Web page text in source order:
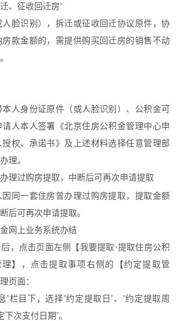
、征收回迁房”
脸识别），拆迁或征收回迁协议原件，协
款金额的，需提供购买回迁房的销售不动
人身份证原件（或人脸识别）、公积金可
人本人签署《北京住房公积金管理中心申
权、承诺书》及上述材料选择任意管理部
理。
理过购房提取，中断后可再次申请提取
同一套住房曾办理过购房提取，提取金额
后可再次申请提取。
网上业务系统办结
，点击页面左侧【我要提取-提取住房公积
】，点击提取事项右侧的【约定提取管
页面：
”栏目下，选择“约定提取日”、“约定提取周
次支付日期”。